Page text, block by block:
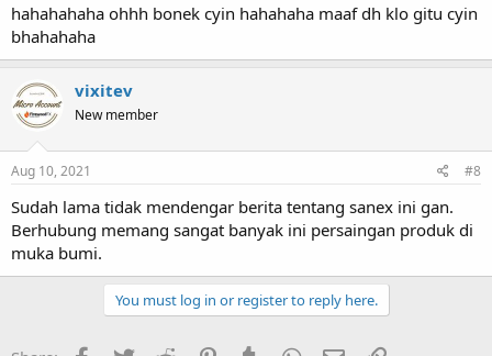
hahahahaha ohhh bonek cyin hahahaha maaf dh klo gitu cyin
bhahahaha
vixitev
New member
Aug 10, 2021 #8
Sudah lama tidak mendengar berita tentang sanex ini gan.
Berhubung memang sangat banyak ini persaingan produk di
muka bumi.
You must log in or register to reply here.